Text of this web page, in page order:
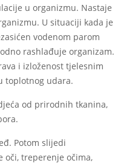
u organizmu. Nastaje
U situaciji kada je
vodenom parom
rashlađuje organizam.
i izloženost tjelesnim
toplotnog udara.
od prirodnih tkanina,
Potom slijedi
oči, treperenje očima,